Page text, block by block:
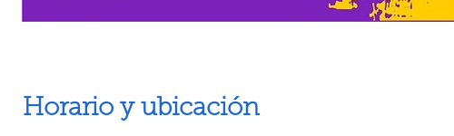
Horario y ubicación